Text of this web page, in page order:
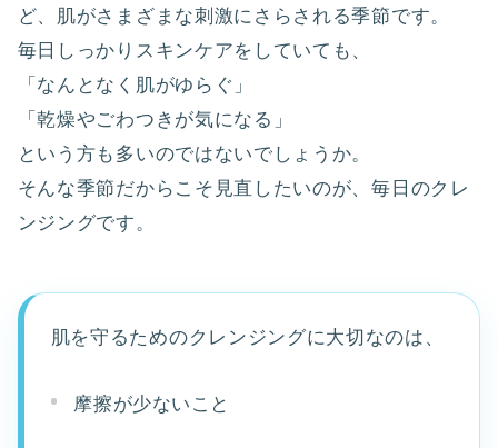
ど、肌がさまざまな刺激にさらされる季節です。
毎日しっかりスキンケアをしていても、
「なんとなく肌がゆらぐ」
「乾燥やごわつきが気になる」
という方も多いのではないでしょうか。
そんな季節だからこそ見直したいのが、毎日のクレ
ンジングです。
肌を守るためのクレンジングに大切なのは、
摩擦が少ないこと